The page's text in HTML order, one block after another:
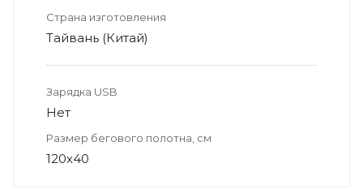
Страна изготовления
Тайвань (Китай)
Зарядка USB
Нет
Размер бегового полотна, см
120х40